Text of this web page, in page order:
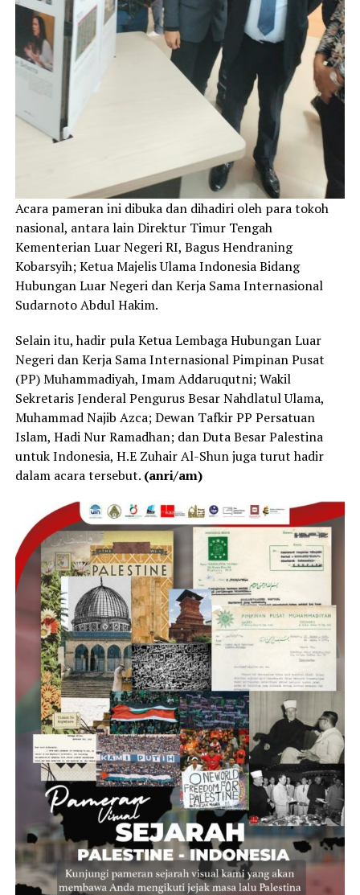
Acara pameran ini dibuka dan dihadiri oleh para tokoh
nasional, antara lain Direktur Timur Tengah
Kementerian Luar Negeri RI, Bagus Hendraning
Kobarsyih; Ketua Majelis Ulama Indonesia Bidang
Hubungan Luar Negeri dan Kerja Sama Internasional
Sudarnoto Abdul Hakim.
Selain itu, hadir pula Ketua Lembaga Hubungan Luar
Negeri dan Kerja Sama Internasional Pimpinan Pusat
(PP) Muhammadiyah, Imam Addaruqutni; Wakil
Sekretaris Jenderal Pengurus Besar Nahdlatul Ulama,
Muhammad Najib Azca; Dewan Tafkir PP Persatuan
Islam, Hadi Nur Ramadhan; dan Duta Besar Palestina
untuk Indonesia, H.E Zuhair Al-Shun juga turut hadir
dalam acara tersebut. (anri/am)